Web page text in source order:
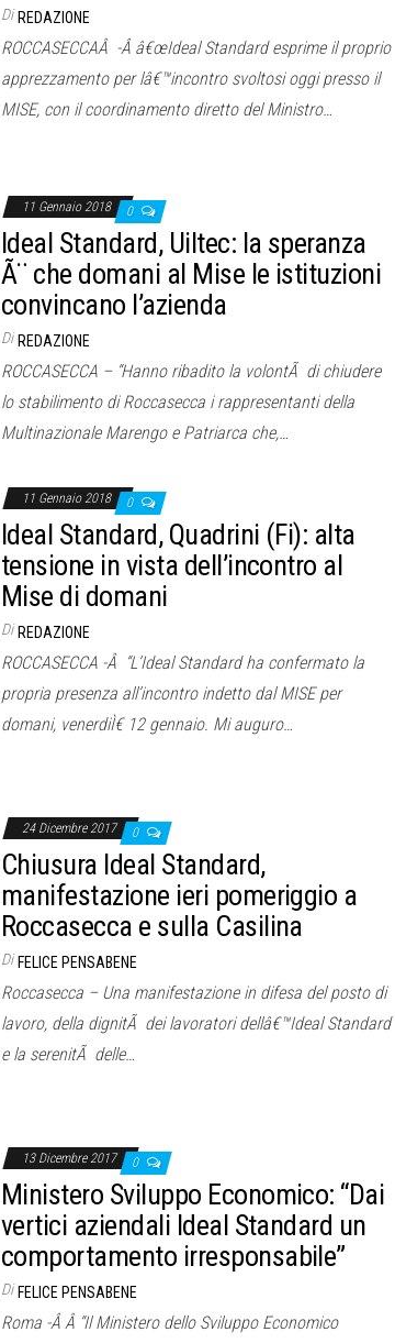
Di REDAZIONE
ROCCASECCAÂ -Â â€œIdeal Standard esprime il proprio
apprezzamento per lâ€™incontro svoltosi oggi presso il
MISE, con il coordinamento diretto del Ministro…
11 Gennaio 2018 0
Ideal Standard, Uiltec: la speranza
Ã¨ che domani al Mise le istituzioni
convincano l’azienda
Di REDAZIONE
ROCCASECCA – “Hanno ribadito la volontÃ di chiudere
lo stabilimento di Roccasecca i rappresentanti della
Multinazionale Marengo e Patriarca che,…
11 Gennaio 2018 0
Ideal Standard, Quadrini (Fi): alta
tensione in vista dell’incontro al
Mise di domani
Di REDAZIONE
ROCCASECCA -Â “L’Ideal Standard ha confermato la
propria presenza all’incontro indetto dal MISE per
domani, venerdiÌ€ 12 gennaio. Mi auguro…
24 Dicembre 2017 0
Chiusura Ideal Standard,
manifestazione ieri pomeriggio a
Roccasecca e sulla Casilina
Di FELICE PENSABENE
Roccasecca – Una manifestazione in difesa del posto di
lavoro, della dignitÃ dei lavoratori dellâ€™Ideal Standard
e la serenitÃ delle…
13 Dicembre 2017 0
Ministero Sviluppo Economico: “Dai
vertici aziendali Ideal Standard un
comportamento irresponsabile”
Di FELICE PENSABENE
Roma -Â Â “Il Ministero dello Sviluppo Economico